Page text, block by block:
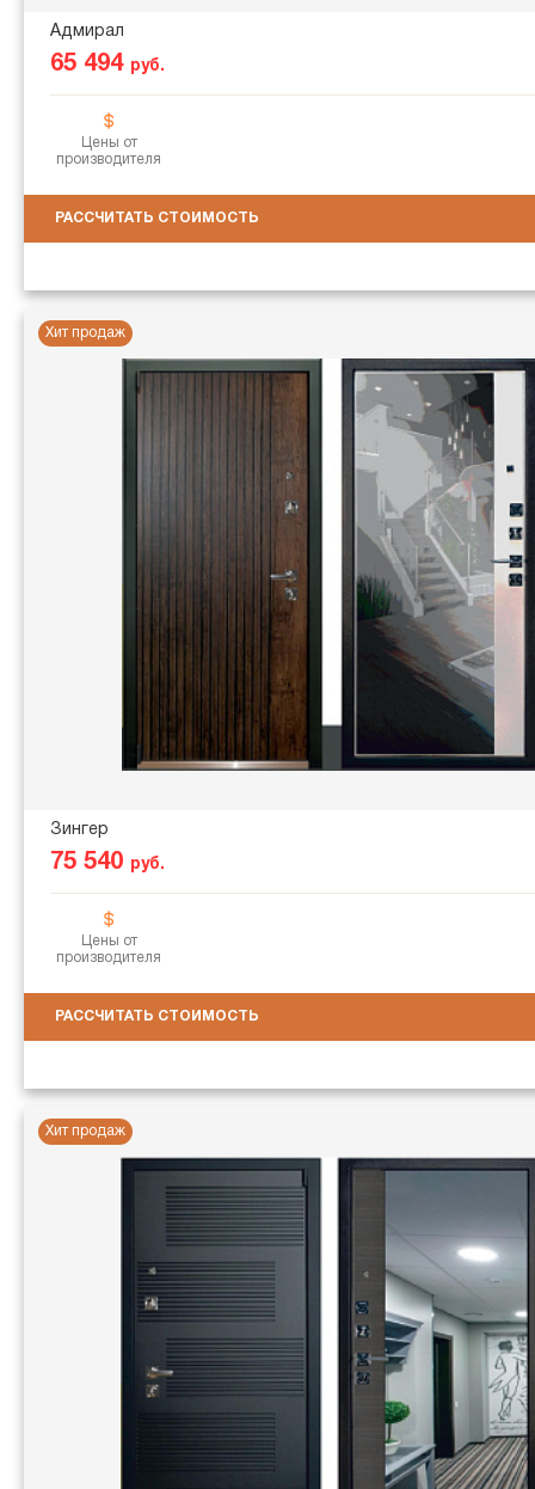
Адмирал
65 494 руб.
Цены от
производителя
РАССЧИТАТЬ СТОИМОСТЬ
Хит продаж
Зингер
75 540 руб.
Цены от
производителя
РАССЧИТАТЬ СТОИМОСТЬ
Хит продаж